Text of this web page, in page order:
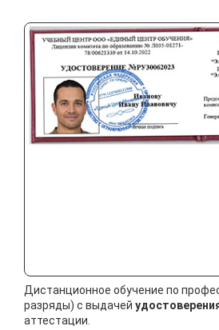
Дистанционное обучение по
разряды) с выдачей
аттестации.